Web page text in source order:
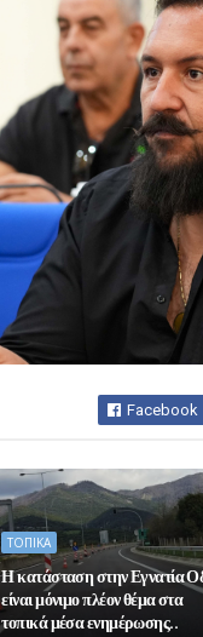
Facebook
ΤΟΠΙΚΑ
Η κατάσταση στην Εγνατία
είναι μόνιμο πλέον θέμα στα
τοπικά μέσα ενημέρωσης..